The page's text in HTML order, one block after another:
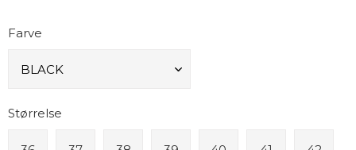
Farve
Størrelse